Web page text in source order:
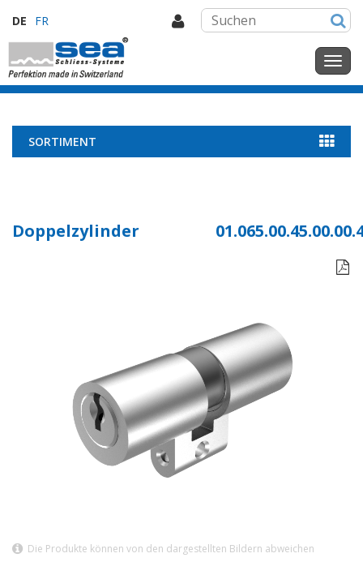
DE FR
SORTIMENT
Doppelzylinder

Die Produkte können von den dargestellten Bildern abweichen